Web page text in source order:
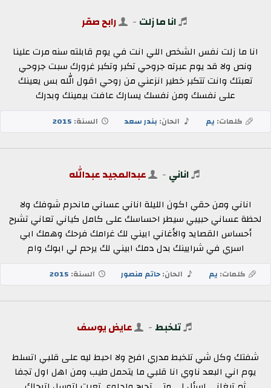
انا ما زلت - رابح صقر
انا ما زلت نفس الشخص اللي انت في يوم قابلته سنه مرت علينا
ونص ولا قد يوم عبرته جروحي تكبر وتكبر غرورك سبت جروحي
تعبتك وانت تتكبر خطير انزعني من روحي اقول الله بس يعينك
على نفسك ومن نفسك يسارك عافت بيمينك وبدرك
كلمات: يم الحان: بندر سعد السنة: 2015
اناني - عبدالمجيد عبدالله
اناني ومن حقي اكون الليلة اناني عساني مانحرم شوفك ولا
لحظة عساني حبيبي سيطر احساسك على كامل كياني تعاني تشرح
أحساس القصايد والأغاني ‏ابيني لك غرامك فرحك وهمك ابي
اسري في شرايينك بدل دمك ابيني لك يرحم لي ابوك وام
كلمات: يم الحان:حاتم منصور السنة: 2015
تلخبط - عايض يوسف
شفتك وكل شي تلخبط مدري افرح ولا احبط ليه على قلبي اتسلط
يوم اني البعد ناوي انا قلبي ما يتحمل طيب ومن اهل اول تجفا